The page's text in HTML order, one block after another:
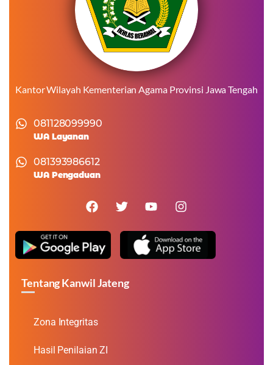
Kantor Wilayah Kementerian Agama Provinsi Jawa Tengah
081128099990
WA Layanan
081393986612
WA Pengaduan
Tentang Kanwil Jateng
Zona Integritas
Hasil Penilaian ZI